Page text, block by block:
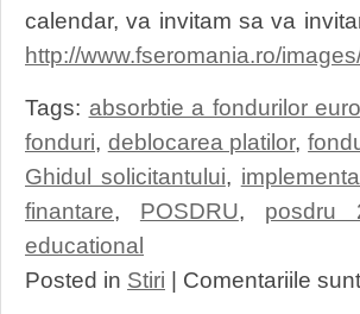
calendar, va invitam sa va
http://www.fseromania.ro/
Tags: absorbtie a fondurilor
fonduri, deblocarea platilor,
Ghidul solicitantului,
finantare, POSDRU, posdru
educational
Posted in Stiri | Comentariile